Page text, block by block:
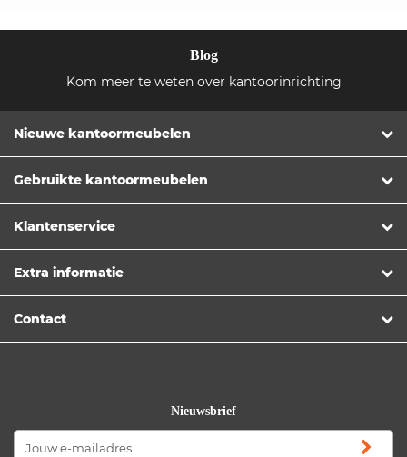
Blog
Kom meer te weten over kantoorinrichting
Nieuwe kantoormeubelen
Gebruikte kantoormeubelen
Klantenservice
Extra informatie
Contact
Nieuwsbrief